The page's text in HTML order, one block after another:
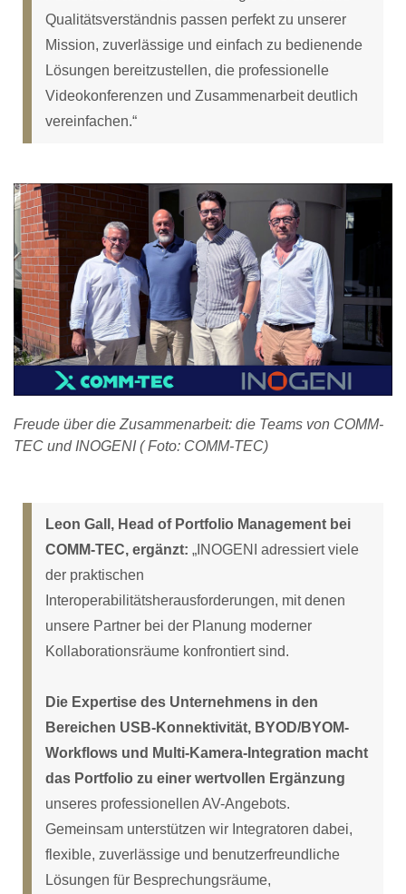
Qualitätsverständnis passen perfekt zu unserer
Mission, zuverlässige und einfach zu bedienende
Lösungen bereitzustellen, die professionelle
Videokonferenzen und Zusammenarbeit deutlich
vereinfachen.“
Freude über die Zusammenarbeit: die Teams von COMM-
TEC und INOGENI ( Foto: COMM-TEC)
Leon Gall, Head of Portfolio Management bei
COMM-TEC, ergänzt: „INOGENI adressiert viele
der praktischen
Interoperabilitätsherausforderungen, mit denen
unsere Partner bei der Planung moderner
Kollaborationsräume konfrontiert sind.
Die Expertise des Unternehmens in den
Bereichen USB-Konnektivität, BYOD/BYOM-
Workflows und Multi-Kamera-Integration macht
das Portfolio zu einer wertvollen Ergänzung
unseres professionellen AV-Angebots.
Gemeinsam unterstützen wir Integratoren dabei,
flexible, zuverlässige und benutzerfreundliche
Lösungen für Besprechungsräume,